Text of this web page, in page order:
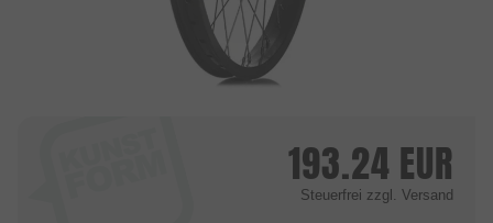
193.24 EUR
Steuerfrei zzgl. Versand